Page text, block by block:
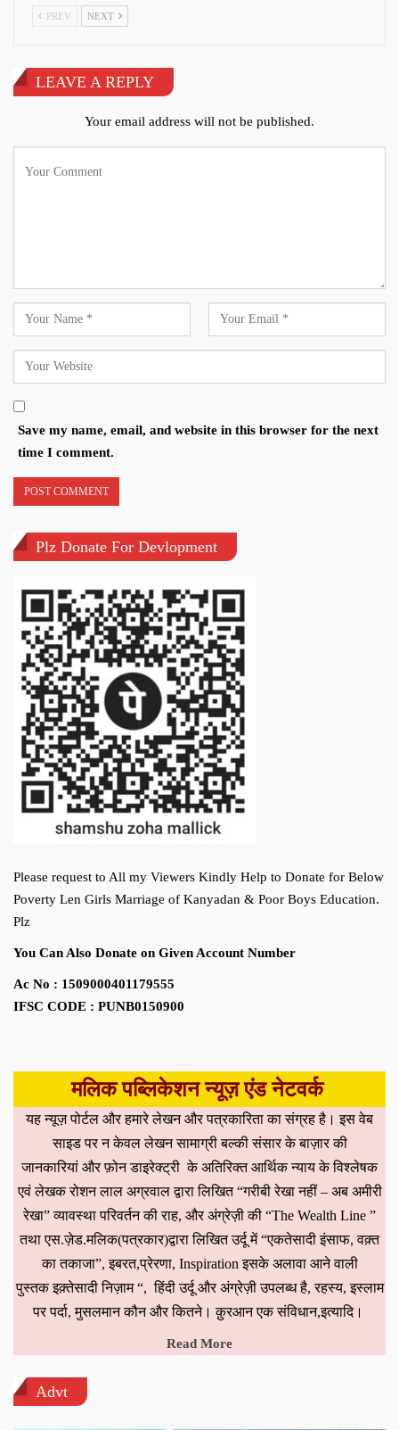
PREV NEXT
LEAVE A REPLY
Your email address will not be published.
Save my name, email, and website in this browser for the next
time I comment.
Plz Donate For Devlopment
Please request to All my Viewers Kindly Help to Donate for Below
Poverty Len Girls Marriage of Kanyadan & Poor Boys Education.
Plz
You Can Also Donate on Given Account Number
Ac No : 1509000401179555
IFSC CODE : PUNB0150900
मलिक पब्लिकेशन न्यूज़ एंड नेटवर्क
यह न्यूज़ पोर्टल और हमारे लेखन और पत्रकारिता का संग्रह है। इस वेब
साइड पर न केवल लेखन सामाग्री बल्की संसार के बाज़ार की
जानकारियां और फ़ोन डाइरेक्ट्री के अतिरिक्त आर्थिक न्याय के विश्लेषक
एवं लेखक रोशन लाल अग्रवाल द्वारा लिखित “गरीबी रेखा नहीं – अब अमीरी
रेखा” व्यावस्था परिवर्तन की राह, और अंग्रेज़ी की “The Wealth Line ”
तथा एस.ज़ेड.मलिक(पत्रकार)द्वारा लिखित उर्दू में “एकतेसादी इंसाफ, वक़्त
का तकाजा”, इबरत,प्रेरणा, Inspiration इसके अलावा आने वाली
पुस्तक इक़्तेसादी निज़ाम “, हिंदी उर्दू और अंग्रेज़ी उपलब्ध है, रहस्य, इस्लाम
पर पर्दा, मुसलमान कौन और कितने। क़ुरआन एक संविधान,इत्यादि।
Read More
Advt